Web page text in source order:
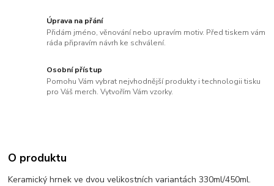
Úprava na přání
Přidám jméno, věnování nebo upravím motiv. Před tiskem vám
ráda připravím návrh ke schválení.
Osobní přístup
Pomohu Vám vybrat nejvhodnější produkty i technologii tisku
pro Váš merch. Vytvořím Vám vzorky.
O produktu
Keramický hrnek ve dvou velikostních variantách 330ml/450ml.